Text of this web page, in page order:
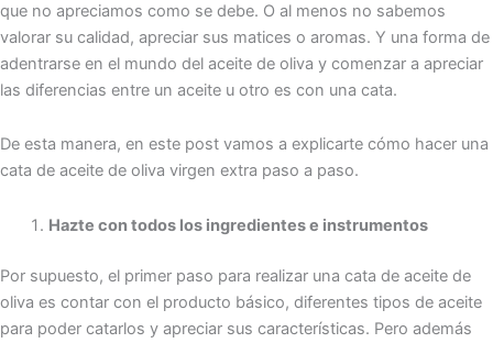
que no apreciamos como se debe. O al menos no sabemos
valorar su calidad, apreciar sus matices o aromas. Y una forma de
adentrarse en el mundo del aceite de oliva y comenzar a apreciar
las diferencias entre un aceite u otro es con una cata.
De esta manera, en este post vamos a explicarte cómo hacer una
cata de aceite de oliva virgen extra paso a paso.
Hazte con todos los ingredientes e instrumentos
Por supuesto, el primer paso para realizar una cata de aceite de
oliva es contar con el producto básico, diferentes tipos de aceite
para poder catarlos y apreciar sus características. Pero además